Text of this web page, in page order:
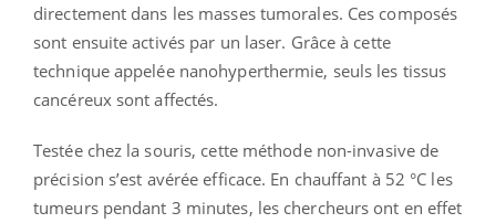
directement dans les masses tumorales. Ces composés
sont ensuite activés par un laser. Grâce à cette
technique appelée nanohyperthermie, seuls les tissus
cancéreux sont affectés.
Testée chez la souris, cette méthode non-invasive de
précision s’est avérée efficace. En chauffant à 52 °C les
tumeurs pendant 3 minutes, les chercheurs ont en effet